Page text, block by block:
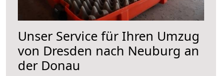
Unser Service für Ihren Umzug
von Dresden nach Neuburg an
der Donau